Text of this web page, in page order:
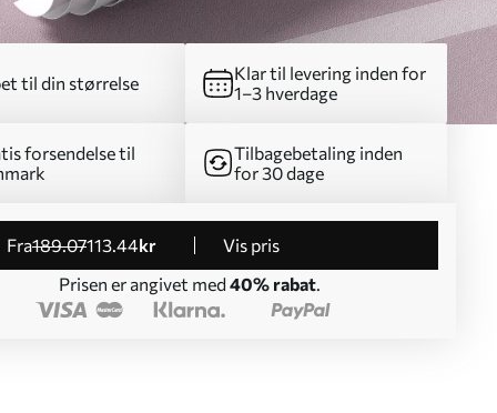
til din størrelse
Klar til levering inden for
1–3 hverdage
forsendelse til
Tilbagebetaling inden
for 30 dage
fra189.07113.44kr
Vis pris
Prisen er angivet med 40% rabat.